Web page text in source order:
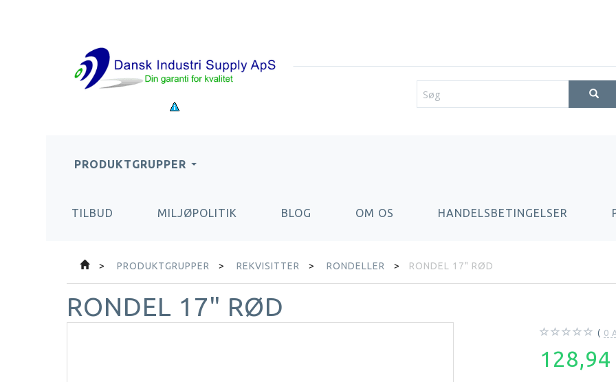
PRODUKTGRUPPER
TILBUD MILJØPOLITIK BLOG OM OS HANDELSBETINGELSER
PRODUKTGRUPPER REKVISITTER RONDELLER RONDEL 17" RØD
RONDEL 17" RØD
0